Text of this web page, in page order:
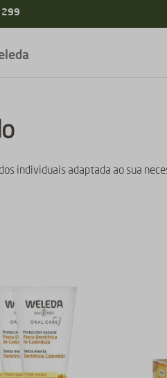
299
individuais adaptada ao sua